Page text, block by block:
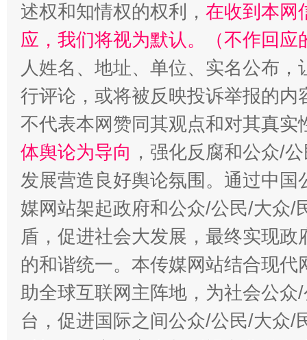
述权和知情权的权利， 在收到本网
应，我们将视为默认。（不作回应
人姓名、地址、单位、实名公布
行评论，或将被反映投诉举报的
不代表本网赞同其观点和对其真实
体舆论为导向 ，强化反腐和公众/
发展营造良好舆论氛围。通过中
媒网站架起政府和公众/公民/大众/
盾，促进社会大发展，最终实现
的和谐统一。本传媒网站结合现
助全球互联网主阵地，为社会公
台，促进国际之间公众/公民/大众/